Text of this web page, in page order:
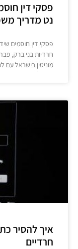
פסקי דין
נט מדריך
פסקי דין חוסמים
חרדיות בני ברק,
מוניטין בישראל עם
איך להסיר
חרדיים